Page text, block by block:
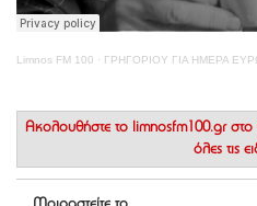
Limnos FM 100 · ΓΡΗΓΟΡΙΟΥ ΓΙΑ ΗΜΕΡΑ
Ακολουθήστε το limnosfm100.gr
όλες τις